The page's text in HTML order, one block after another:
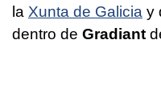
la Xunta de Galicia y
dentro de Gradiant